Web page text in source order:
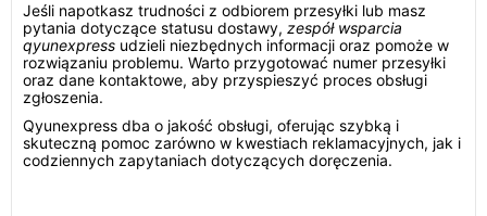
Jeśli napotkasz trudności z odbiorem przesyłki lub masz
pytania dotyczące statusu dostawy, zespół wsparcia
qyunexpress udzieli niezbędnych informacji oraz pomoże w
rozwiązaniu problemu. Warto przygotować numer przesyłki
oraz dane kontaktowe, aby przyspieszyć proces obsługi
zgłoszenia.
Qyunexpress dba o jakość obsługi, oferując szybką i
skuteczną pomoc zarówno w kwestiach reklamacyjnych, jak i
codziennych zapytaniach dotyczących doręczenia.